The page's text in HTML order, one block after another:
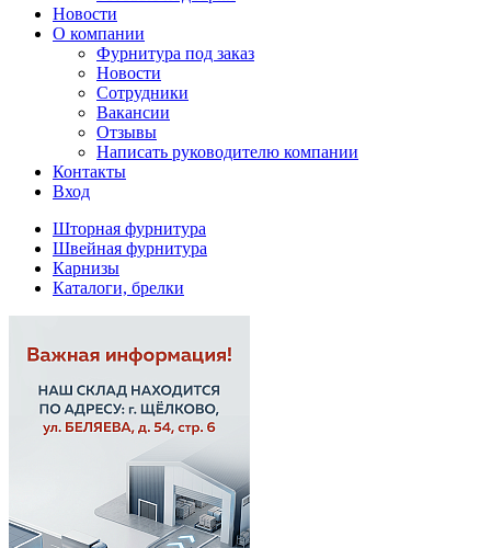
Новости
О компании
Фурнитура под заказ
Новости
Сотрудники
Вакансии
Отзывы
Написать руководителю компании
Контакты
Вход
Шторная фурнитура
Швейная фурнитура
Карнизы
Каталоги, брелки